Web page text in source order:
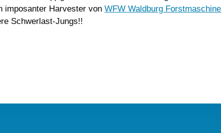
imposanter Harvester von WFW Waldburg
Schwerlast-Jungs!!